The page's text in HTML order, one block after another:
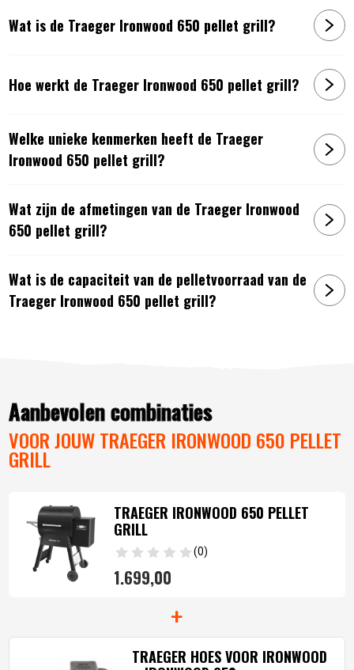
Artikelnummer: 634868933219
Wat is de Traeger Ironwood 650 pellet grill?
Hoe werkt de Traeger Ironwood 650 pellet grill?
Welke unieke kenmerken heeft de Traeger
Ironwood 650 pellet grill?
Wat zijn de afmetingen van de Traeger Ironwood
650 pellet grill?
Wat is de capaciteit van de pelletvoorraad van de
Traeger Ironwood 650 pellet grill?
Aanbevolen combinaties
VOOR JOUW TRAEGER IRONWOOD 650 PELLET
GRILL
TRAEGER IRONWOOD 650 PELLET
GRILL
(0)
1.699,00
+
TRAEGER HOES VOOR IRONWOOD